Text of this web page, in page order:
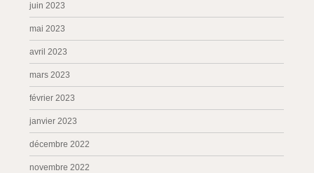
juin 2023
mai 2023
avril 2023
mars 2023
février 2023
janvier 2023
décembre 2022
novembre 2022